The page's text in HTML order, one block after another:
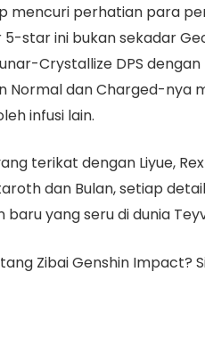
mencuri perhatian para
5-star ini bukan sekadar
Crystallize DPS
Normal dan Charged-nya
infusi lain.
terikat dengan Liyue,
dan Bulan, setiap
yang seru di dunia
Zibai Genshin Impact?